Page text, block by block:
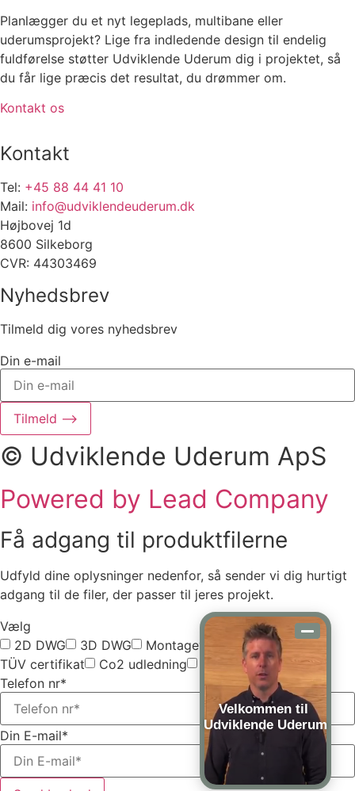
Planlægger du et nyt legeplads, multibane eller
uderumsprojekt? Lige fra indledende design til endelig
fuldførelse støtter Udviklende Uderum dig i projektet, så
du får lige præcis det resultat, du drømmer om.
Kontakt os
Kontakt
Tel: +45 88 44 41 10
Mail: info@udviklendeuderum.dk
Højbovej 1d
8600 Silkeborg
CVR: 44303469
Nyhedsbrev
Tilmeld dig vores nyhedsbrev
Din e-mail
Tilmeld ⟶
© Udviklende Uderum ApS
Powered by Lead Company
Få adgang til produktfilerne
Udfyld dine oplysninger nedenfor, så sender vi dig hurtigt
adgang til de filer, der passer til jeres projekt.
Vælg
2D DWG
3D DWG
Montagevejledning
TÜV certifikat
Co2 udledning
Vælg alle
Telefon nr*
Din E-mail*
Velkommen til
Udviklende Uderum